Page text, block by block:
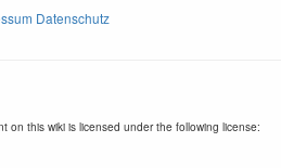
Datenschutz
on this wiki is licensed under the following license: